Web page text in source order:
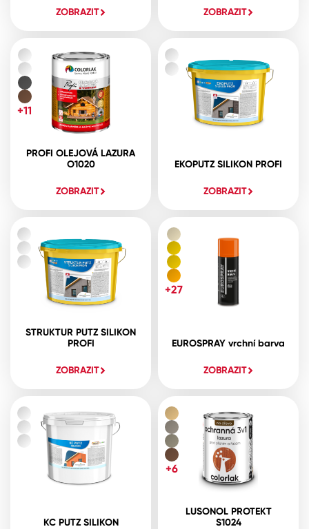
ZOBRAZIT ZOBRAZIT
PROFI OLEJOVÁ LAZURA
O1020
ZOBRAZIT
+11
EKOPUTZ SILIKON PROFI
ZOBRAZIT
STRUKTUR PUTZ SILIKON
PROFI
ZOBRAZIT
EUROSPRAY vrchní barva
ZOBRAZIT
+27
KC PUTZ SILIKON
LUSONOL PROTEKT
S1024
+6